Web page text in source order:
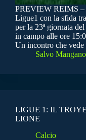
PREVIEW REIMS –
Ligue1 con la sfida
per la 23ª giornata
in campo alle ore
Un incontro che
Salvo Mangano
LIGUE 1: IL
LIONE
Calcio